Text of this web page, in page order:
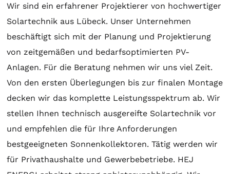
Wir sind ein erfahrener Projektierer von hochwertiger
Solartechnik aus Lübeck. Unser Unternehmen
beschäftigt sich mit der Planung und Projektierung
von zeitgemäßen und bedarfsoptimierten PV-
Anlagen. Für die Beratung nehmen wir uns viel Zeit.
Von den ersten Überlegungen bis zur finalen Montage
decken wir das komplette Leistungsspektrum ab. Wir
stellen Ihnen technisch ausgereifte Solartechnik vor
und empfehlen die für Ihre Anforderungen
bestgeeigneten Sonnenkollektoren. Tätig werden wir
für Privathaushalte und Gewerbebetriebe. HEJ